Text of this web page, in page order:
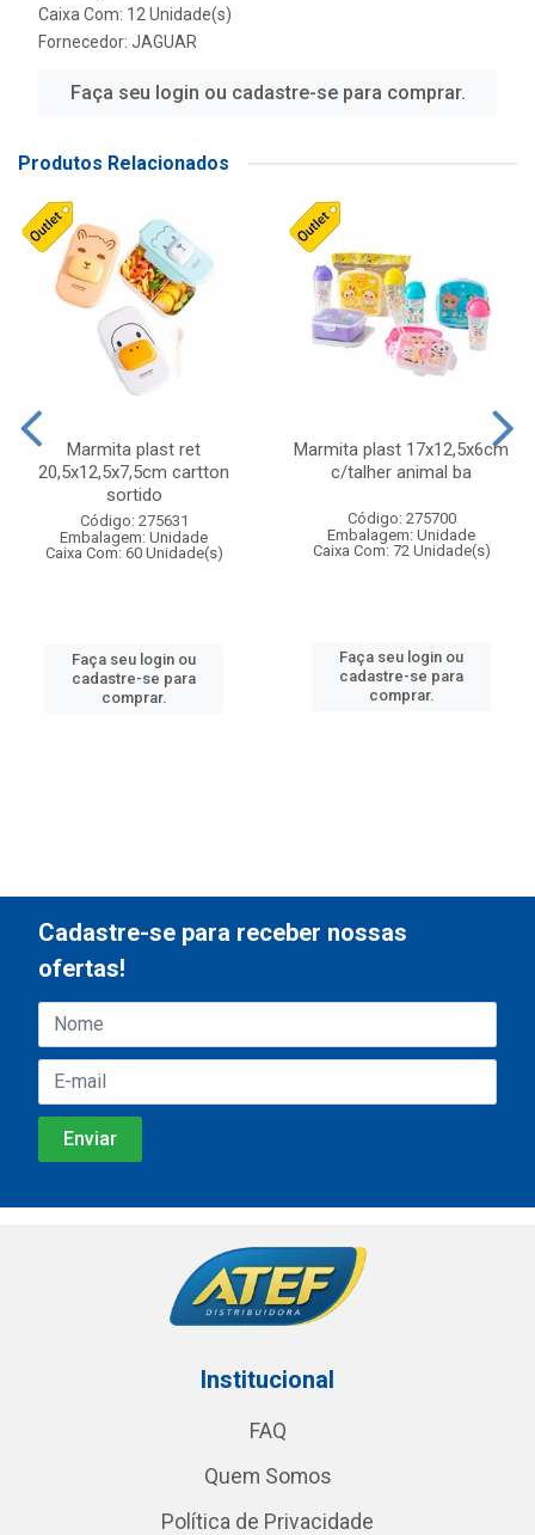
Caixa Com: 12 Unidade(s)
Fornecedor: JAGUAR
Faça seu login ou cadastre-se para comprar.
Produtos Relacionados
Marmita plast ret
20,5x12,5x7,5cm cartton
sortido
Código: 275631
Embalagem: Unidade
Caixa Com: 60 Unidade(s)
Faça seu login ou
cadastre-se para
comprar.
Marmita plast 17x12,5x6cm
c/talher animal ba
Código: 275700
Embalagem: Unidade
Caixa Com: 72 Unidade(s)
Faça seu login ou
cadastre-se para
comprar.
Cadastre-se para receber nossas
ofertas!
Institucional
FAQ
Quem Somos
Política de Privacidade